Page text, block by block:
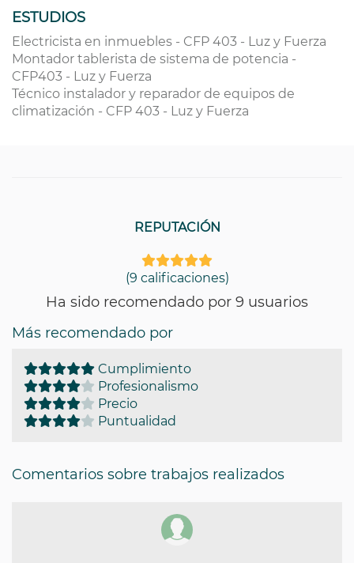
ESTUDIOS
Electricista en inmuebles - CFP 403 - Luz y Fuerza
Montador tablerista de sistema de potencia -
CFP403 - Luz y Fuerza
Técnico instalador y reparador de equipos de
climatización - CFP 403 - Luz y Fuerza
REPUTACIÓN
(9 calificaciones)
Ha sido recomendado por 9 usuarios
Más recomendado por
Cumplimiento
Profesionalismo
Precio
Puntualidad
Comentarios sobre trabajos realizados